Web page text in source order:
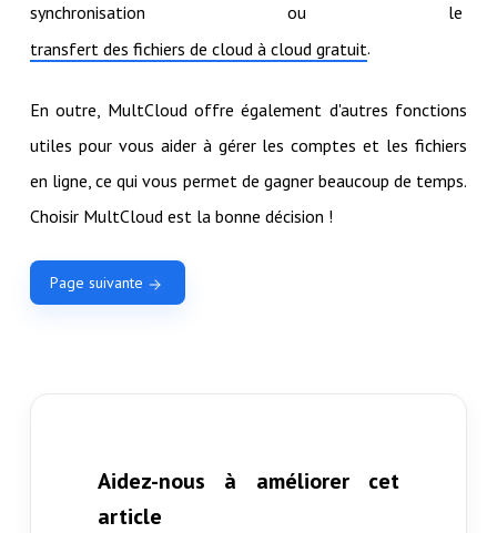
synchronisation ou le
transfert des fichiers de cloud à cloud gratuit.
En outre, MultCloud offre également d'autres fonctions
utiles pour vous aider à gérer les comptes et les fichiers
en ligne, ce qui vous permet de gagner beaucoup de temps.
Choisir MultCloud est la bonne décision !
Page suivante
Aidez-nous à améliorer cet
article